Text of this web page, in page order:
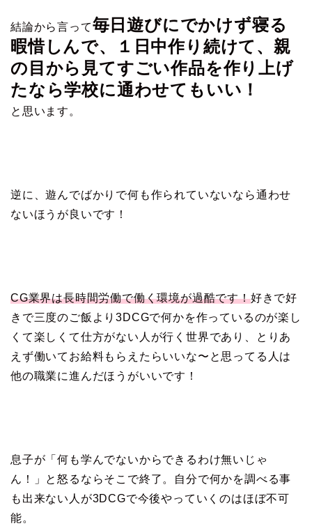
結論から言って毎日遊びにでかけず寝る
暇惜しんで、１日中作り続けて、親
の目から見てすごい作品を作り上げ
たなら学校に通わせてもいい！
と思います。
逆に、遊んでばかりで何も作られていないなら通わせ
ないほうが良いです！
CG業界は長時間労働で働く環境が過酷です！好きで好
きで三度のご飯より3DCGで何かを作っているのが楽し
くて楽しくて仕方がない人が行く世界であり、とりあ
えず働いてお給料もらえたらいいな〜と思ってる人は
他の職業に進んだほうがいいです！
息子が「何も学んでないからできるわけ無いじゃ
ん！」と怒るならそこで終了。自分で何かを調べる事
も出来ない人が3DCGで今後やっていくのはほぼ不可
能。